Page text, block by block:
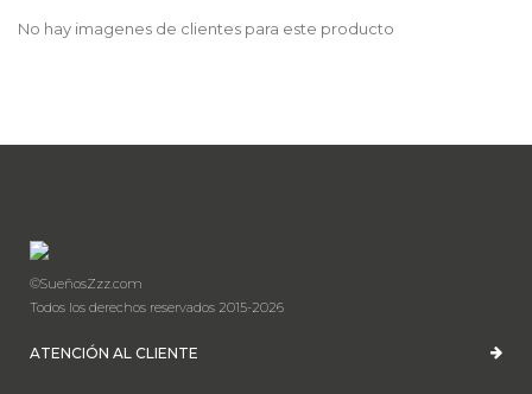
No hay imagenes de clientes para este producto
©SueñosZzz.com
Todos los derechos reservados 2015-2026
ATENCIÓN AL CLIENTE